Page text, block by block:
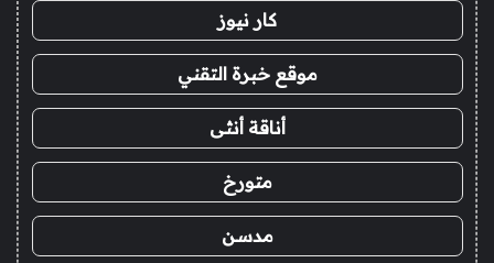
كار نيوز
موقع خبرة التقني
أناقة أنثى
متورخ
مدسن